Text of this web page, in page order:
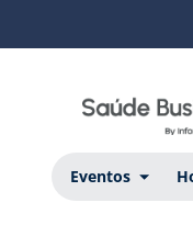
Eventos